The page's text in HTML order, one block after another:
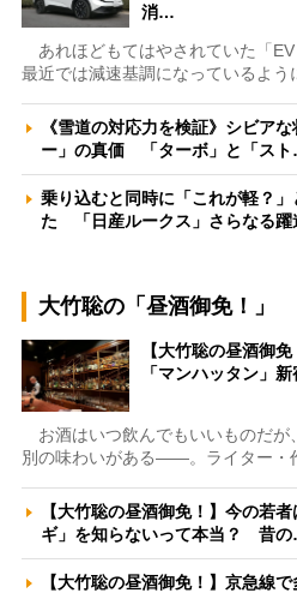
消…
あれほどもてはやされていた「EV
最近では減速基調になっているよう
《雪道の対応力を検証》シビア
ー」の真価 「ターボ」と「ス
乗り込むと同時に「これが軽？
た 「日産ルークス」さらなる
大竹聡の「昼酒御免！」
【大竹聡の昼酒御
「マンハッタン」
お酒はいつ飲んでもいいものだが
別の味わいがある――。ライター・
【大竹聡の昼酒御免！】今の若
ギ」を知らないって本当？ 昔
【大竹聡の昼酒御免！】京急線